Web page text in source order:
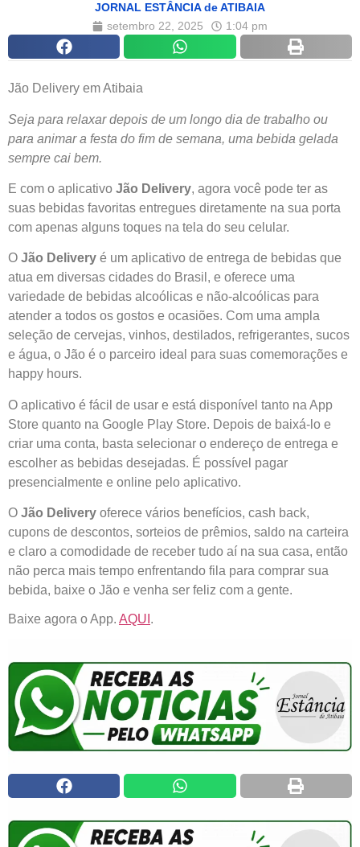
JORNAL ESTÂNCIA de ATIBAIA
setembro 22, 2025
1:04 pm
Jão Delivery em Atibaia
Seja para relaxar depois de um longo dia de trabalho ou
para animar a festa do fim de semana, uma bebida gelada
sempre cai bem.
E com o aplicativo Jão Delivery, agora você pode ter as
suas bebidas favoritas entregues diretamente na sua porta
com apenas alguns toques na tela do seu celular.
O Jão Delivery é um aplicativo de entrega de bebidas que
atua em diversas cidades do Brasil, e oferece uma
variedade de bebidas alcoólicas e não-alcoólicas para
atender a todos os gostos e ocasiões. Com uma ampla
seleção de cervejas, vinhos, destilados, refrigerantes, sucos
e água, o Jão é o parceiro ideal para suas comemorações e
happy hours.
O aplicativo é fácil de usar e está disponível tanto na App
Store quanto na Google Play Store. Depois de baixá-lo e
criar uma conta, basta selecionar o endereço de entrega e
escolher as bebidas desejadas. É possível pagar
presencialmente e online pelo aplicativo.
O Jão Delivery oferece vários benefícios, cash back,
cupons de descontos, sorteios de prêmios, saldo na carteira
e claro a comodidade de receber tudo aí na sua casa, então
não perca mais tempo enfrentando fila para comprar sua
bebida, baixe o Jão e venha ser feliz com a gente.
Baixe agora o App. AQUI .